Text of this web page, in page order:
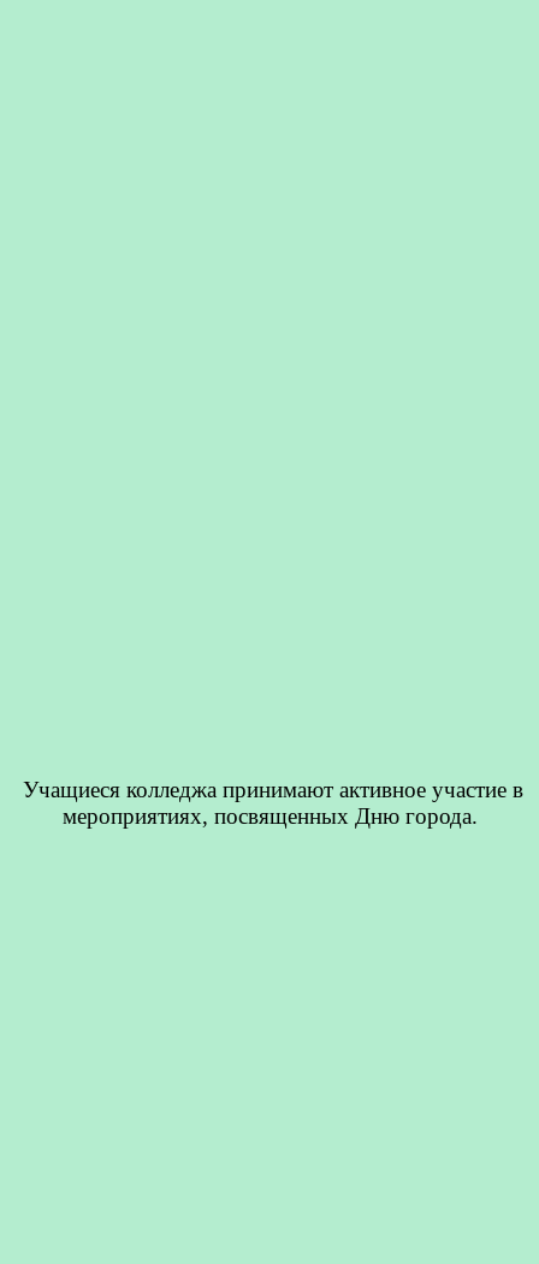
Учащиеся колледжа принимают активное участие в
мероприятиях, посвященных Дню города.